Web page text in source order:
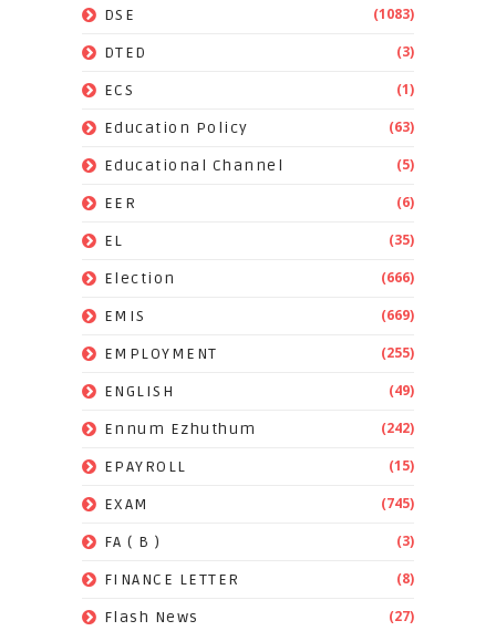
DSE (1083)
DTED (3)
ECS (1)
Education Policy (63)
Educational Channel (5)
EER (6)
EL (35)
Election (666)
EMIS (669)
EMPLOYMENT (255)
ENGLISH (49)
Ennum Ezhuthum (242)
EPAYROLL (15)
EXAM (745)
FA ( B ) (3)
FINANCE LETTER (8)
Flash News (27)